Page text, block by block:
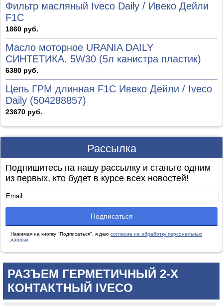
Фильтр масляный Iveco Daily / Ивеко Дейли
F1C
1860 руб.
Масло моторное URANIA DAILY
СИНТЕТИКА. 5W30 (5л канистра пластик)
6380 руб.
Цепь ГРМ длинная F1C Ивеко Дейли / Iveco
Daily (504288857)
23670 руб.
Рассылка
Подпишитесь на нашу рассылку и станьте одним
из первых, кто будет в курсе всех новостей!
Нажимая на кнопку "Подписаться", я даю согласие на обработку персональных
данных
РАЗЪЕМ ГЕРМЕТИЧНЫЙ 2-Х
КОНТАКТНЫЙ IVECO